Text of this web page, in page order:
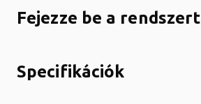
Fejezze be a rendszert
Specifikációk